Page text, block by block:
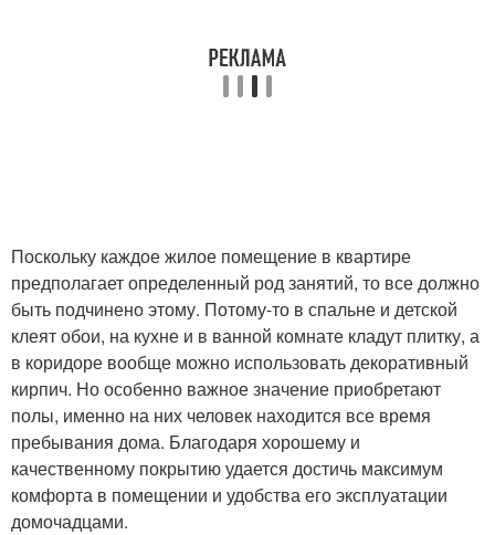
Поскольку каждое жилое помещение в квартире
предполагает определенный род занятий, то все должно
быть подчинено этому. Потому-то в спальне и детской
клеят обои, на кухне и в ванной комнате кладут плитку, а
в коридоре вообще можно использовать декоративный
кирпич. Но особенно важное значение приобретают
полы, именно на них человек находится все время
пребывания дома. Благодаря хорошему и
качественному покрытию удается достичь максимум
комфорта в помещении и удобства его эксплуатации
домочадцами.